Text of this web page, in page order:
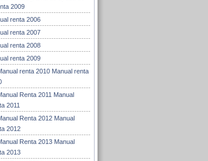
2009
renta 2006
renta 2007
renta 2008
renta 2009
Manual renta
Manual
2011
Manual
2012
Manual
2013